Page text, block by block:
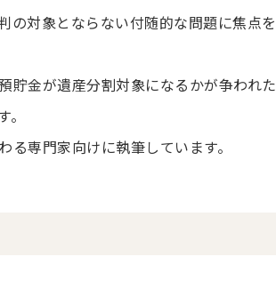
の対象とならない付随的な問題に焦点を
貯金が遺産分割対象になるかが争われた
専門家向けに執筆しています。